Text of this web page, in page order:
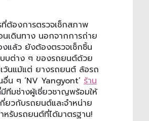
ที่ต้องการตรวจเช็กสภาพ
เดินทาง นอกจากการถ่าย
งแล้ว ยังต้องตรวจเช็กชิ้น
บบต่าง ๆ ของรถยนต์ด้วย
เว้นแม้แต่ ยางรถยนต์ ล้อรถ
อื่น ๆ ‘NV Yangyont’ ร้าน
ทีมช่างผู้เชี่ยวชาญพร้อมให้
กี่ยวกับรถยนต์และจำหน่าย
รับรถยนต์ที่ได้มาตรฐาน!